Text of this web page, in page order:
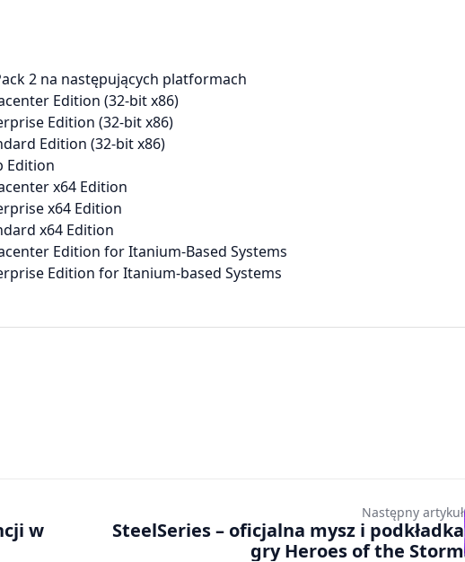
2 na następujących platformach
Edition (32-bit x86)
Edition (32-bit x86)
Edition (32-bit x86)
Edition
x64 Edition
x64 Edition
x64 Edition
Edition for Itanium-Based Systems
Edition for Itanium-based Systems
w
Następny artykuł
SteelSeries – oficjalna mysz i podkładka
gry Heroes of the Storm